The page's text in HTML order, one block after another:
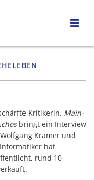
Kritikerin. Main-
bringt ein Interview
Kramer und
hat
rund 10